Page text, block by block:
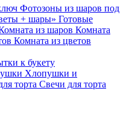
Фотозоны из шаров под
Готовые
Комната
Комната из цветов
к букету
Хлопушки и
Свечи для торта